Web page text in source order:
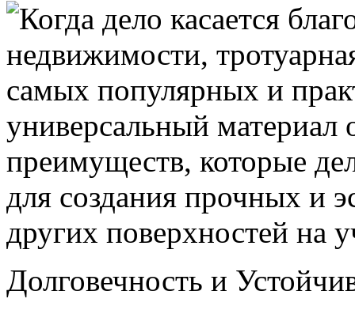
Когда дело касается
недвижимости,
самых популярных и
универсальный материал
преимуществ, которые
для создания прочных и
других поверхностей на
Долговечность и